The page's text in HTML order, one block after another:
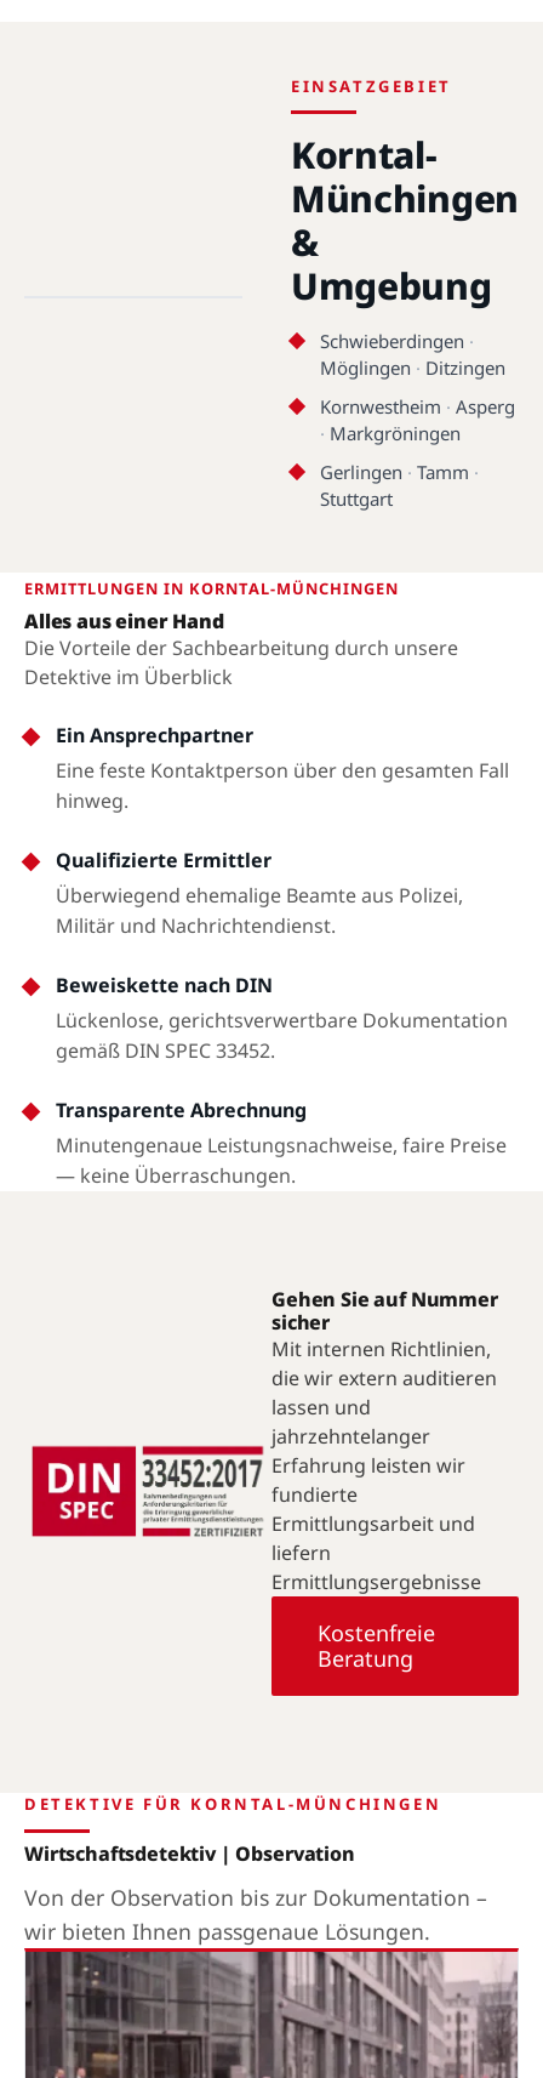
EINSATZGEBIET
Korntal-
Münchingen
&
Umgebung
Schwieberdingen ·
Möglingen · Ditzingen
Kornwestheim · Asperg
· Markgröningen
Gerlingen · Tamm ·
Stuttgart
ERMITTLUNGEN IN KORNTAL-MÜNCHINGEN
Alles aus einer Hand
Die Vorteile der Sachbearbeitung durch unsere
Detektive im Überblick
Ein Ansprechpartner
Eine feste Kontaktperson über den gesamten Fall
hinweg.
Qualifizierte Ermittler
Überwiegend ehemalige Beamte aus Polizei,
Militär und Nachrichtendienst.
Beweiskette nach DIN
Lückenlose, gerichtsverwertbare Dokumentation
gemäß DIN SPEC 33452.
Transparente Abrechnung
Minutengenaue Leistungsnachweise, faire Preise
— keine Überraschungen.
Gehen Sie auf Nummer
sicher
Mit internen Richtlinien,
die wir extern auditieren
lassen und
jahrzehntelanger
Erfahrung leisten wir
fundierte
Ermittlungsarbeit und
liefern
Ermittlungsergebnisse
Kostenfreie
Beratung
DETEKTIVE FÜR KORNTAL-MÜNCHINGEN
Wirtschaftsdetektiv | Observation
Von der Observation bis zur Dokumentation –
wir bieten Ihnen passgenaue Lösungen.